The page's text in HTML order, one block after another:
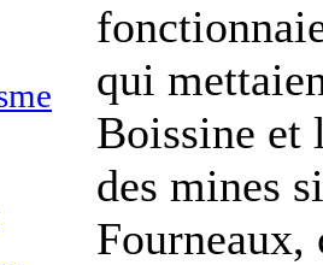
qui
Boissine et
des mines
Fourneaux,